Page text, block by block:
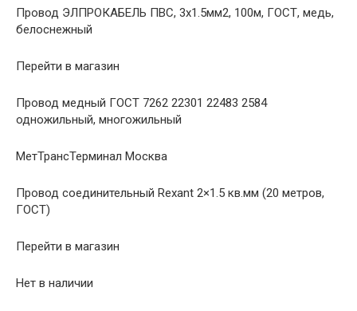
Провод ЭЛПРОКАБЕЛЬ ПВС, 3х1.5мм2, 100м, ГОСТ, медь,
белоснежный
Перейти в магазин
Провод медный ГОСТ 7262 22301 22483 2584
одножильный, многожильный
МетТрансТерминал Москва
Провод соединительный Rexant 2×1.5 кв.мм (20 метров,
ГОСТ)
Перейти в магазин
Нет в наличии